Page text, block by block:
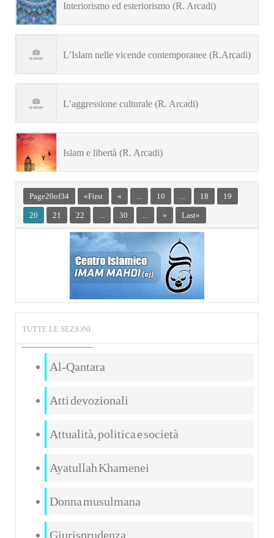
Interiorismo ed esteriorismo (R. Arcadi)
L’Islam nelle vicende contemporanee (R.Arcadi)
L’aggressione culturale (R. Arcadi)
Islam e libertà (R. Arcadi)
Page 20 of 34 « First « ... 10 ... 18 19
20 21 22 ... 30 ... » Last »
TUTTE LE SEZIONI
Al-Qantara
Atti devozionali
Attualità, politica e società
Ayatullah Khamenei
Donna musulmana
Giurisprudenza